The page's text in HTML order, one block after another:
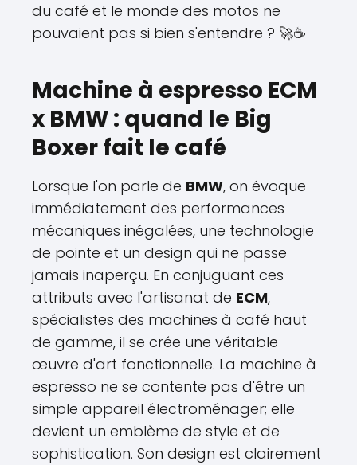
du café et le monde des motos ne
pouvaient pas si bien s'entendre ? 🚀☕
Machine à espresso ECM
x BMW : quand le Big
Boxer fait le café
Lorsque l'on parle de BMW, on évoque
immédiatement des performances
mécaniques inégalées, une technologie
de pointe et un design qui ne passe
jamais inaperçu. En conjuguant ces
attributs avec l'artisanat de ECM,
spécialistes des machines à café haut
de gamme, il se crée une véritable
œuvre d'art fonctionnelle. La machine à
espresso ne se contente pas d'être un
simple appareil électroménager; elle
devient un emblème de style et de
sophistication. Son design est clairement